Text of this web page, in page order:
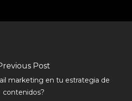
Post
marketing en tu estrategia de
contenidos?